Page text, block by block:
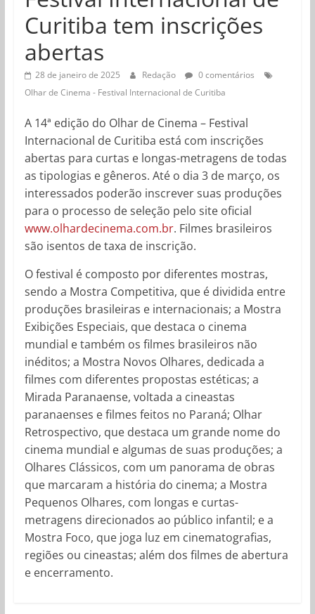
Curitiba tem inscrições
abertas
28 de janeiro de 2025 Redação
0 comentários
Olhar de Cinema - Festival Internacional de Curitiba
A 14ª edição do Olhar de Cinema – Festival
Internacional de Curitiba está com inscrições
abertas para curtas e longas-metragens de todas
as tipologias e gêneros. Até o dia 3 de março, os
interessados poderão inscrever suas produções
para o processo de seleção pelo site oficial
www.olhardecinema.com.br. Filmes brasileiros
são isentos de taxa de inscrição.
O festival é composto por diferentes mostras,
sendo a Mostra Competitiva, que é dividida entre
produções brasileiras e internacionais; a Mostra
Exibições Especiais, que destaca o cinema
mundial e também os filmes brasileiros não
inéditos; a Mostra Novos Olhares, dedicada a
filmes com diferentes propostas estéticas; a
Mirada Paranaense, voltada a cineastas
paranaenses e filmes feitos no Paraná; Olhar
Retrospectivo, que destaca um grande nome do
cinema mundial e algumas de suas produções; a
Olhares Clássicos, com um panorama de obras
que marcaram a história do cinema; a Mostra
Pequenos Olhares, com longas e curtas-
metragens direcionados ao público infantil; e a
Mostra Foco, que joga luz em cinematografias,
regiões ou cineastas; além dos filmes de abertura
e encerramento.